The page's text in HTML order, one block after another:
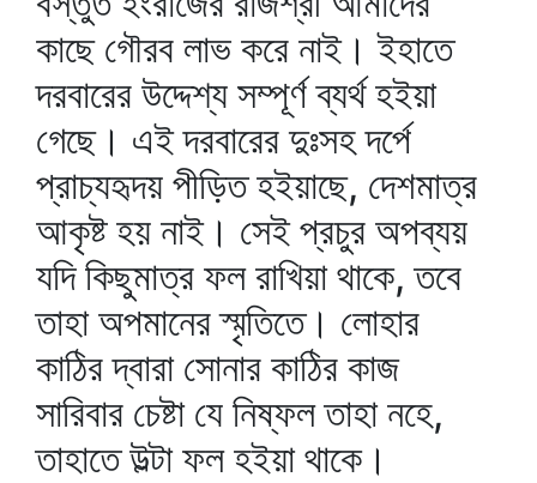
কাছে গৌরব লাভ করে নাই। ইহাতে
দরবারের উদ্দেশ্য সম্পূর্ণ ব্যর্থ হইয়া
গেছে। এই দরবারের দুঃসহ দর্পে
প্রাচ্যহৃদয় পীড়িত হইয়াছে, দেশমাত্র
আকৃষ্ট হয় নাই। সেই প্রচুর অপব্যয়
যদি কিছুমাত্র ফল রাখিয়া থাকে, তবে
তাহা অপমানের স্মৃতিতে। লোহার
কাঠির দ্বারা সোনার কাঠির কাজ
সারিবার চেষ্টা যে নিষ্ফল তাহা নহে,
তাহাতে উল্টা ফল হইয়া থাকে।